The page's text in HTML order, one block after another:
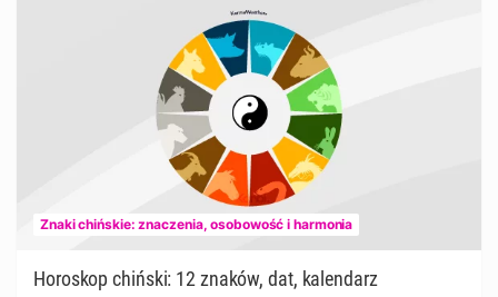
Znaki chińskie: znaczenia, osobowość i harmonia
Horoskop chiński: 12 znaków, dat, kalendarz